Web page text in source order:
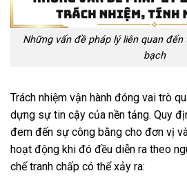
Những vấn đề pháp lý liên quan
bạch
Trách nhiệm vận hành đóng vai trò
dựng sự tin cậy của nền tảng. Quy
đem đến sự công bằng cho đơn vị
hoạt động khi đó đều diễn ra theo
chế tranh chấp có thể xảy ra: